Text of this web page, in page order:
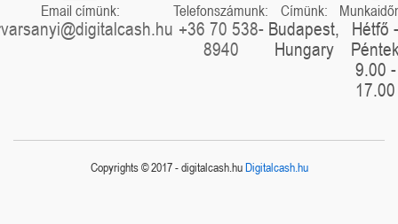
Email címünk: Telefonszámunk:
+36 70 538-
8940
Címünk:
Budapest,
Hungary
Hétfő -
9.00 -
17.00
Copyrights © 2017 - digitalcash.huDigitalcash.hu